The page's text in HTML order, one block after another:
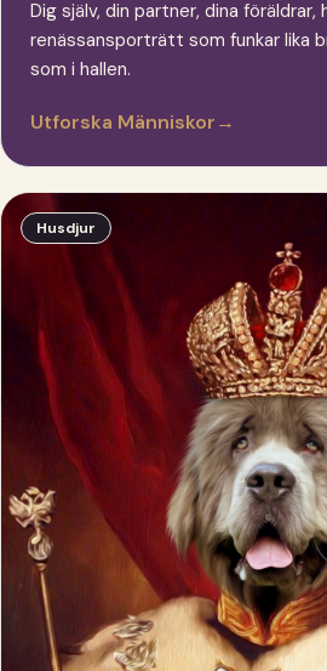
Dig själv, din partner, dina föräldrar,
renässansporträtt som funkar lika
som i hallen.
Utforska Människor→
Husdjur